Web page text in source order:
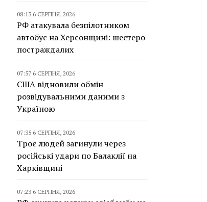
08:13 6 СЕРПНЯ, 2026
РФ атакувала безпілотником
автобус на Херсонщині: шестеро
постраждалих
07:57 6 СЕРПНЯ, 2026
США відновили обмін
розвідувальними даними з
Україною
07:35 6 СЕРПНЯ, 2026
Троє людей загинули через
російські удари по Балаклії на
Харківщині
07:23 6 СЕРПНЯ, 2026